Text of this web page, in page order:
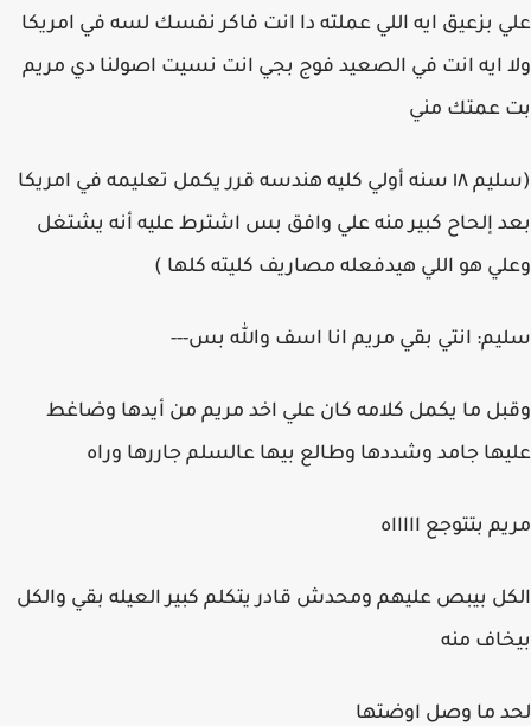
علي بزعيق ايه اللي عملته دا انت فاكر نفسك لسه في امريكا
ولا ايه انت في الصعيد فوج بجي انت نسيت اصولنا دي مريم
بت عمتك مني
(سليم ١٨ سنه أولي كليه هندسه قرر يكمل تعليمه في امريكا
بعد إلحاح كبير منه علي وافق بس اشترط عليه أنه يشتغل
وعلي هو اللي هيدفعله مصاريف كليته كلها )
سليم: انتي بقي مريم انا اسف والله بس---
وقبل ما يكمل كلامه كان علي اخد مريم من أيدها وضاغط
عليها جامد وشددها وطالع بيها عالسلم جاررها وراه
مريم بتتوجع اااااه
الكل بيبص عليهم ومحدش قادر يتكلم كبير العيله بقي والكل
بيخاف منه
لحد ما وصل اوضتها